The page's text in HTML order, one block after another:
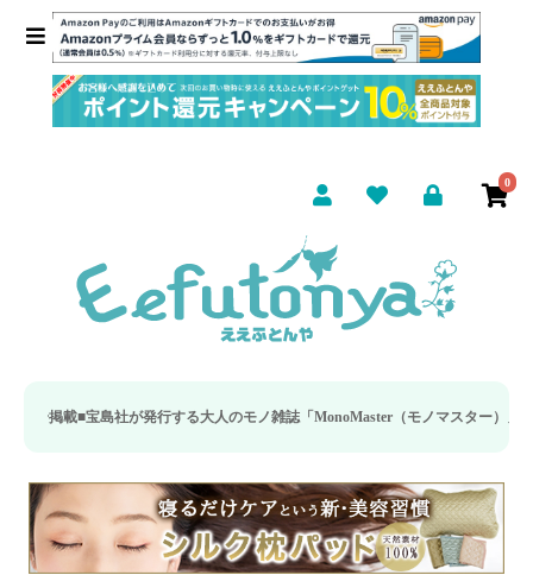
0
宝島社が発行する大人のモノ雑誌「MonoMaster（モノマスター）」の疲労回復